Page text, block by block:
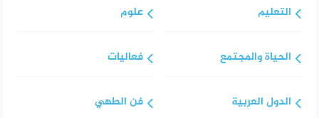
التعليم
الحياة والمجتمع
الدول العربية
علوم
فعاليات
فن الطهي